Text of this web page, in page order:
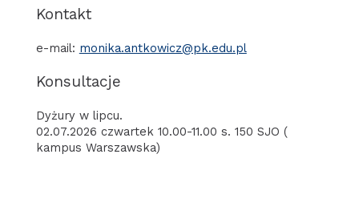
Kontakt
e-mail: monika.antkowicz@pk.edu.pl
Konsultacje
Dyżury w lipcu.
02.07.2026 czwartek 10.00-11.00 s. 150 SJO (
kampus Warszawska)